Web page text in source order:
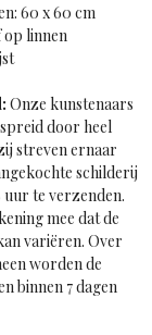
60 x 60 cm
linnen
Onze kunstenaars
door heel
streven ernaar
schilderij
uur te verzenden.
mee dat de
variëren. Over
worden de
binnen 7 dagen